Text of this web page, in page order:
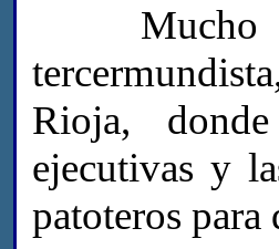
Mucho
Rioja,
ejecutivas y
patoteros para